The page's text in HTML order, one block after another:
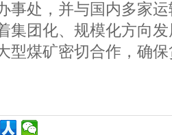
事处，并与国内多家
集团化、规模化方向
型煤矿密切合作，确